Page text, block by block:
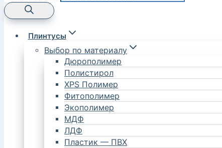
Плинтусы
Выбор по материалу
Дюрополимер
Полистирол
XPS Полимер
Фитополимер
Экополимер
МДФ
ЛДФ
Пластик — ПВХ